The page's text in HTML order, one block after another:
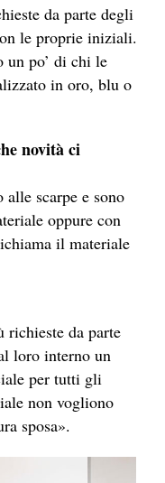
da parte degli
le proprie iniziali.
un po’ di chi le
in oro, blu o
novità ci
scarpe e sono
oppure con
il materiale
richieste da parte
loro interno un
per tutti gli
non vogliono
sposa».